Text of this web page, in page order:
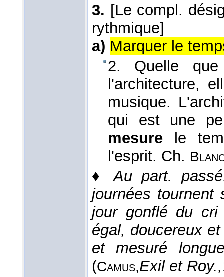
3. [Le compl.
rythmique]
a) Marquer le
2. Quelle
l'architecture,
musique.
qui est une
mesure le
l'esprit. Ch.
♦Au part.
journées tournent
jour gonflé du
égal, doucereux
et mesuré
(Camus,Exil et Roy.,